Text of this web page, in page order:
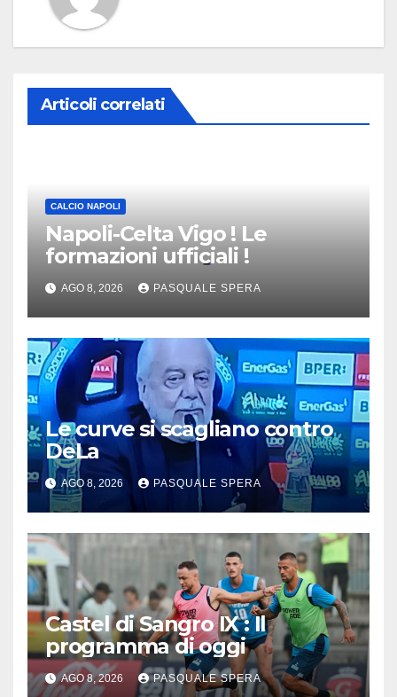
Articoli correlati
CALCIO NAPOLI
Napoli-Celta Vigo ! Le
formazioni ufficiali !
AGO 8, 2026 PASQUALE SPERA
Le curve si scagliano contro
DeLa
AGO 8, 2026 PASQUALE SPERA
Castel di Sangro IX : Il
programma di oggi
AGO 8, 2026 PASQUALE SPERA